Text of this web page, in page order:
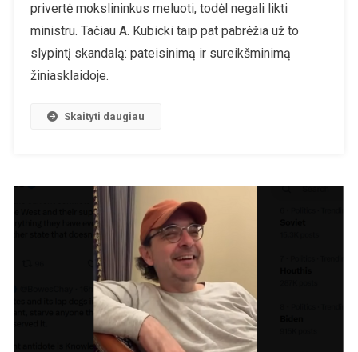
privertė mokslininkus meluoti, todėl negali likti
ministru. Tačiau A. Kubicki taip pat pabrėžia už to
slypintį skandalą: pateisinimą ir sureikšminimą
žiniasklaidoje.
Skaityti daugiau